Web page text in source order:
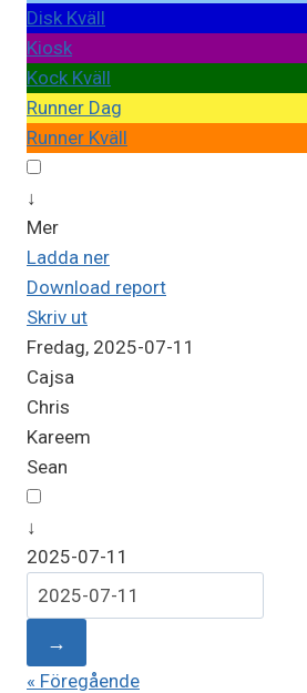
Disk Kväll
Kiosk
Kock Kväll
Runner Dag
Runner Kväll
↓
Mer
Ladda ner
Download report
Skriv ut
Fredag, 2025-07-11
Cajsa
Chris
Kareem
Sean
↓
2025-07-11
→
« Föregående